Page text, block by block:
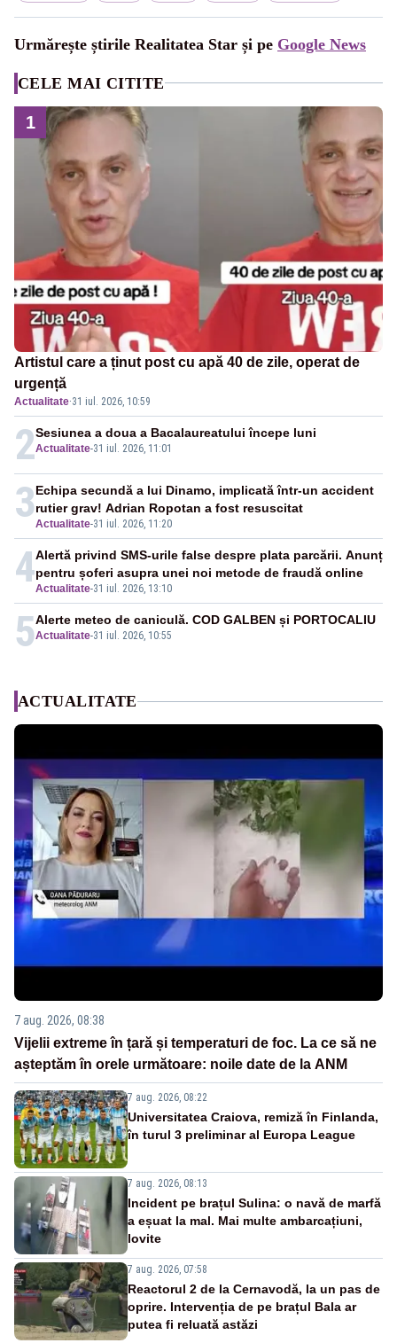
Urmărește știrile Realitatea Star și pe Google News
CELE MAI CITITE
1
Artistul care a ținut post cu apă 40 de zile, operat de
urgență
Actualitate·31 iul. 2026, 10:59
2Actualitate-31 iul. 2026, 11:01
Sesiunea a doua a Bacalaureatului începe luni
3Actualitate-31 iul. 2026, 11:20
Echipa secundă a lui Dinamo, implicată într-un accident
rutier grav! Adrian Ropotan a fost resuscitat
4Actualitate-31 iul. 2026, 13:10
Alertă privind SMS-urile false despre plata parcării. Anunț
pentru șoferi asupra unei noi metode de fraudă online
5Actualitate-31 iul. 2026, 10:55
Alerte meteo de caniculă. COD GALBEN și PORTOCALIU
ACTUALITATE
7 aug. 2026, 08:38
Vijelii extreme în țară și temperaturi de foc. La ce să ne
așteptăm în orele următoare: noile date de la ANM
7 aug. 2026, 08:22
Universitatea Craiova, remiză în Finlanda,
în turul 3 preliminar al Europa League
7 aug. 2026, 08:13
Incident pe brațul Sulina: o navă de marfă
a eșuat la mal. Mai multe ambarcațiuni,
lovite
7 aug. 2026, 07:58
Reactorul 2 de la Cernavodă, la un pas de
oprire. Intervenția de pe brațul Bala ar
putea fi reluată astăzi